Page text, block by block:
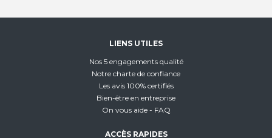
LIENS UTILES
Nos 5 engagements qualité
Notre charte de confiance
Les avis 100% certifiés
Bien-être en entreprise
On vous aide - FAQ
ACCÈS RAPIDES